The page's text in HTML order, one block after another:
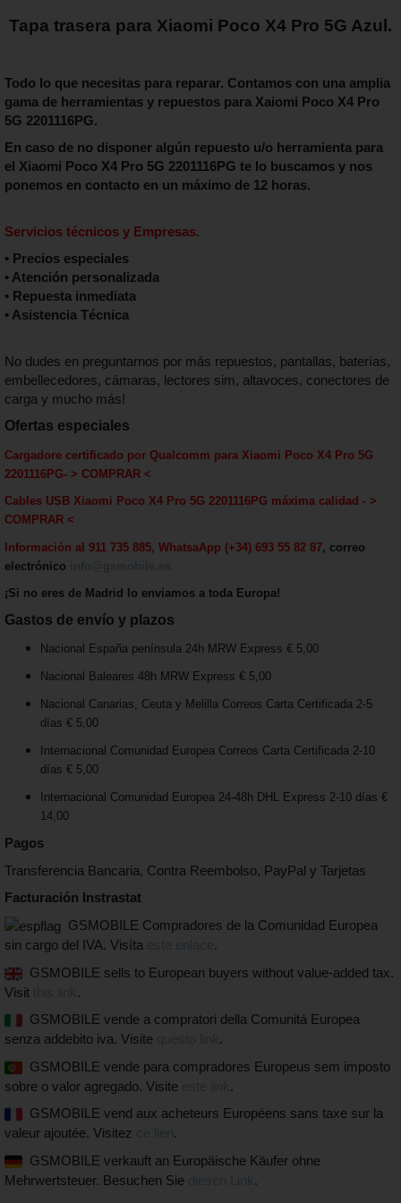
Tapa trasera para Xiaomi Poco X4 Pro 5G Azul.
Todo lo que necesitas para reparar. Contamos con una amplia
gama de herramientas y repuestos para Xaiomi Poco X4 Pro
5G 2201116PG.
En caso de no disponer algún repuesto u/o herramienta para
el Xiaomi Poco X4 Pro 5G 2201116PG te lo buscamos y nos
ponemos en contacto en un máximo de 12 horas.
Servicios técnicos y Empresas.
• Precios especiales
• Atención personalizada
• Repuesta inmediata
• Asistencia Técnica
No dudes en preguntarnos por más repuestos, pantallas, baterías,
embellecedores, cámaras, lectores sim, altavoces, conectores de
carga y mucho más!
Ofertas especiales
Cargadore certificado por Qualcomm para Xiaomi Poco X4 Pro 5G
2201116PG- > COMPRAR <
Cables USB Xiaomi Poco X4 Pro 5G 2201116PG máxima calidad - >
COMPRAR <
Información al 911 735 885, WhatsaApp (+34) 693 55 82 87, correo
electrónico
¡Si no eres de Madrid lo enviamos a toda Europa!
Gastos de envío y plazos
Nacional España península 24h MRW Express € 5,00
Nacional Baleares 48h MRW Express € 5,00
Nacional Canarias, Ceuta y Melilla Correos Carta Certificada 2-5
días € 5,00
Internacional Comunidad Europea Correos Carta Certificada 2-10
días € 5,00
Internacional Comunidad Europea 24-48h DHL Express 2-10 días €
14,00
Pagos
Transferencia Bancaria, Contra Reembolso, PayPal y Tarjetas
Facturación Instrastat
GSMOBILE Compradores de la Comunidad Europea
sin cargo del IVA. Visíta
.
GSMOBILE sells to European buyers without value-added tax.
Visit
.
GSMOBILE vende a compratori della Comunitá Europea
senza addebito iva. Visite
.
GSMOBILE vende para compradores Europeus sem imposto
sobre o valor agregado. Visite
.
GSMOBILE vend aux acheteurs Européens sans taxe sur la
valeur ajoutée. Visitez
.
GSMOBILE verkauft an Europäische Käufer ohne
Mehrwertsteuer. Besuchen Sie
.